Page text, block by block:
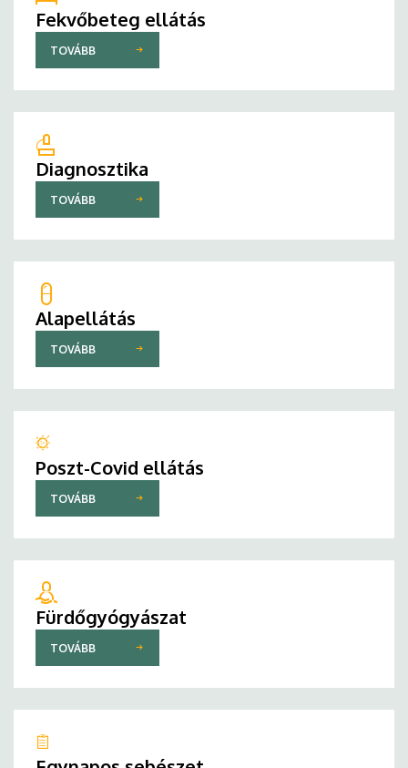
Fekvőbeteg ellátás
TOVÁBB
Diagnosztika
TOVÁBB
Alapellátás
TOVÁBB
Poszt-Covid ellátás
TOVÁBB
Fürdőgyógyászat
TOVÁBB